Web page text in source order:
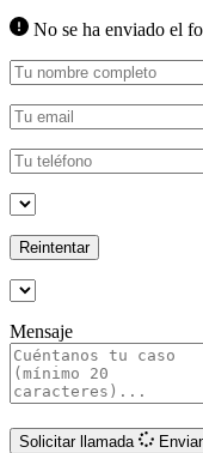
No se ha enviado el
Reintentar
Mensaje
Solicitar llamada